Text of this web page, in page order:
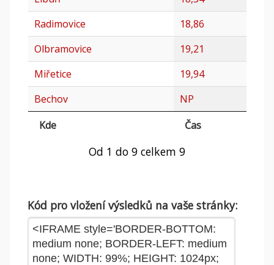
Radimovice
18,86
Olbramovice
19,21
Miřetice
19,94
Bechov
NP
Kde
Čas
Od 1 do 9 celkem 9
Kód pro vložení výsledků na vaše stránky: